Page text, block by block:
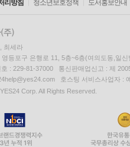
리방침 청소년보호정책 도서홍보안내
최세라
영등포구 은행로 11, 5층~6층(여의도동,일신
호 : 229-81-37000 통신판매업신고 : 제
호스팅 서비스사업자 :
Corp. All Rights Reserved.